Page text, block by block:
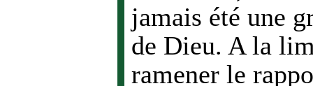
jamais été une
de Dieu. A la
ramener le